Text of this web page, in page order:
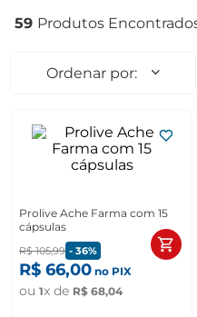
59
Prolive Ache Farma com 15
cápsulas
R$ 105,99 - 36%
R$ 66,00 no PIX
ou 1x de R$ 68,04